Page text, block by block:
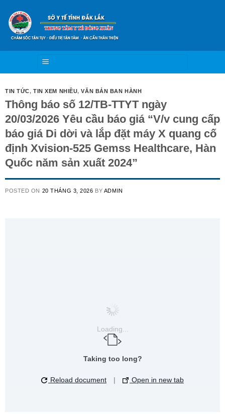
content
TIN TỨC,TIN XEM NHIỀU,VĂN BẢN BAN HÀNH
Thông báo số 12/TB-TTYT ngày
20/03/2026 Yêu cầu báo giá “V/v cung cấp
báo giá Di dời và lắp đặt máy X quang cố
định Xvision-525 Gemss Healthcare, Hàn
Quốc năm sản xuất 2024”
POSTED ON 20 THÁNG 3, 2026 BY ADMIN
Loading...
Taking too long?
Reload document | Open in new tab